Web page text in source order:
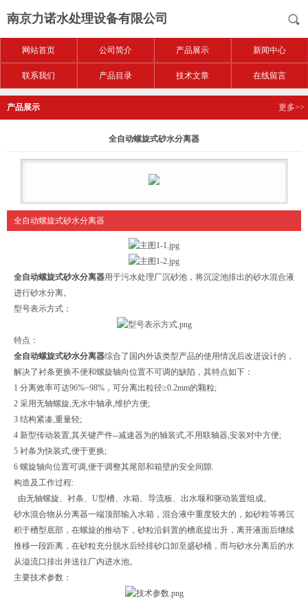
南京力诺水处理设备有限公司
网站首页 公司简介 产品展示 新闻中心
联系我们 产品目录 技术文章 在线留言
产品展示 更多>>
全自动螺旋式砂水分离器
全自动螺旋式砂水分离器
全自动螺旋式砂水分离器用于污水处理厂沉砂池，将沉淀池排出的砂水混合液
进行砂水分离。
型号表示方式：
特点：
全自动螺旋式砂水分离器综合了国内外该类型产品的使用情况后改进设计的，
解决了衬条更换不便和螺旋轴向位置不可调的缺陷，其特点如下：
1 分离效率可达96%~98%，可分离出粒径≥0.2mm的颗粒;
2 采用无轴螺旋,无水中轴承,维护方便;
3 结构紧凑,重量轻;
4 新型传动装置,其关键产件--减速器为的轴装式,不用联轴器,安装对中方便;
5 衬条为快装式,便于更换;
6 螺旋轴向位置可调,便于调整其尾部和箱壁的安全间隙.
构造及工作过程:
由无轴螺旋、衬条、U型槽、水箱、导流板、出水堰和驱动装置组成。
砂水混合物从分离器一端顶部输入水箱，混合液中重度较大的，如砂粒等将沉
积于槽型底部，在螺旋的推动下，砂粒沿斜置的槽底提出升，离开液面后继续
推移一段距离，在砂粒充分脱水后经排砂口卸至盛砂桶，而与砂水分离后的水
从溢流口排出并送往厂内进水池。
主要技术参数：